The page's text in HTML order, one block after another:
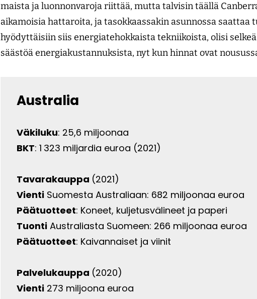
maista ja luonnonvaroja riittää, mutta talvisin täällä
aikamoisia hattaroita, ja tasokkaassakin asunnossa saattaa
hyödyttäisiin siis energiatehokkaista tekniikoista, olisi
säästöä energiakustannuksista, nyt kun hinnat ovat
Australia
Väkiluku: 25,6 miljoonaa
BKT: 1 323 miljardia euroa (2021)
Tavarakauppa (2021)
Vienti Suomesta Australiaan: 682 miljoonaa euroa
Päätuotteet: Koneet, kuljetusvälineet ja paperi
Tuonti Australiasta Suomeen: 266 miljoonaa euroa
Päätuotteet: Kaivannaiset ja viinit
Palvelukauppa (2020)
Vienti 273 miljoona euroa